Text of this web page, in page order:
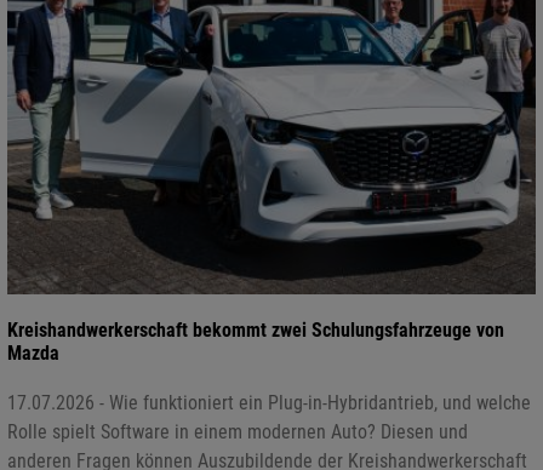
Kreishandwerkerschaft bekommt zwei Schulungsfahrzeuge von
Mazda
17.07.2026 - Wie funktioniert ein Plug-in-Hybridantrieb, und welche
Rolle spielt Software in einem modernen Auto? Diesen und
anderen Fragen können Auszubildende der Kreishandwerkerschaft